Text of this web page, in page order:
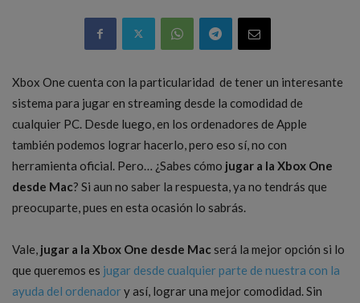
Xbox One cuenta con la particularidad de tener un interesante
sistema para jugar en streaming desde la comodidad de
cualquier PC. Desde luego, en los ordenadores de Apple
también podemos lograr hacerlo, pero eso sí, no con
herramienta oficial. Pero… ¿Sabes cómo jugar a la Xbox One
desde Mac? Si aun no saber la respuesta, ya no tendrás que
preocuparte, pues en esta ocasión lo sabrás.
Vale, jugar a la Xbox One desde Mac será la mejor opción si lo
que queremos es jugar desde cualquier parte de nuestra con la
ayuda del ordenador y así, lograr una mejor comodidad. Sin